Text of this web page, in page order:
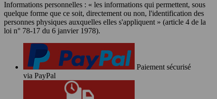
Informations personnelles : « les informations qui permettent, sous
quelque forme que ce soit, directement ou non, l'identification des
personnes physiques auxquelles elles s'appliquent » (article 4 de la
loi n° 78-17 du 6 janvier 1978).
Paiement sécurisé
via PayPal